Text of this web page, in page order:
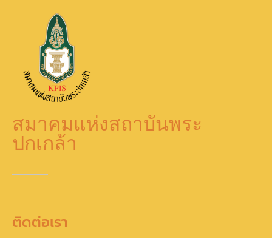
สมาคมแห่งสถาบันพระ
ปกเกล้า
ติดต่อเรา